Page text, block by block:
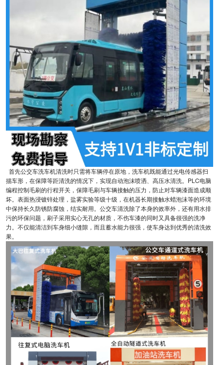
首先公交车洗车机清洗时只需将车辆停在原地，洗车机既能通过光电传感器扫
描车形，在保障等距清洗的情况下，实现自动泡沫喷洒、高压水清洗。PLC电脑
编程控制毛刷的行程开关，保障毛刷与车辆接触的压力，防止对车辆漆面造成顺
坏。表面热浸镀锌处理，盐雾实验等级十级，在机器长期接触水蜡泡沫等的环境
中保持长久防锈防腐蚀，结实耐用。公交车清洗除了本身的效率外，还有用水排
污的环保问题，刷子采用实心无孔的材质，不伤车漆的同时又具备很强的洗净
力。不仅能清洁到车身细小缝隙，而且蓄水能力很强，使车身达到优秀的清洗效
果。